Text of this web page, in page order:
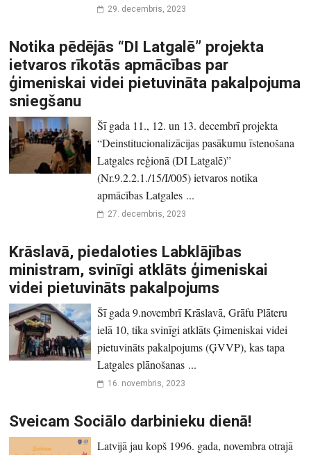
29. decembris, 2023
Notika pēdējās “DI Latgalē” projekta
ietvaros rīkotās apmācības par
ģimeniskai videi pietuvināta pakalpojuma
sniegšanu
Šī gada 11., 12. un 13. decembrī projekta
“Deinstitucionalizācijas pasākumu īstenošana
Latgales reģionā (DI Latgalē)”
(Nr.9.2.2.1./15/I/005) ietvaros notika
apmācības Latgales ...
27. decembris, 2023
Krāslavā, piedaloties Labklājības
ministram, svinīgi atklāts ģimeniskai
videi pietuvināts pakalpojums
Šī gada 9.novembrī Krāslavā, Grāfu Plāteru
ielā 10, tika svinīgi atklāts Ģimeniskai videi
pietuvināts pakalpojums (ĢVVP), kas tapa
Latgales plānošanas ...
16. novembris, 2023
Sveicam Sociālo darbinieku dienā!
Latvijā jau kopš 1996. gada, novembra otrajā